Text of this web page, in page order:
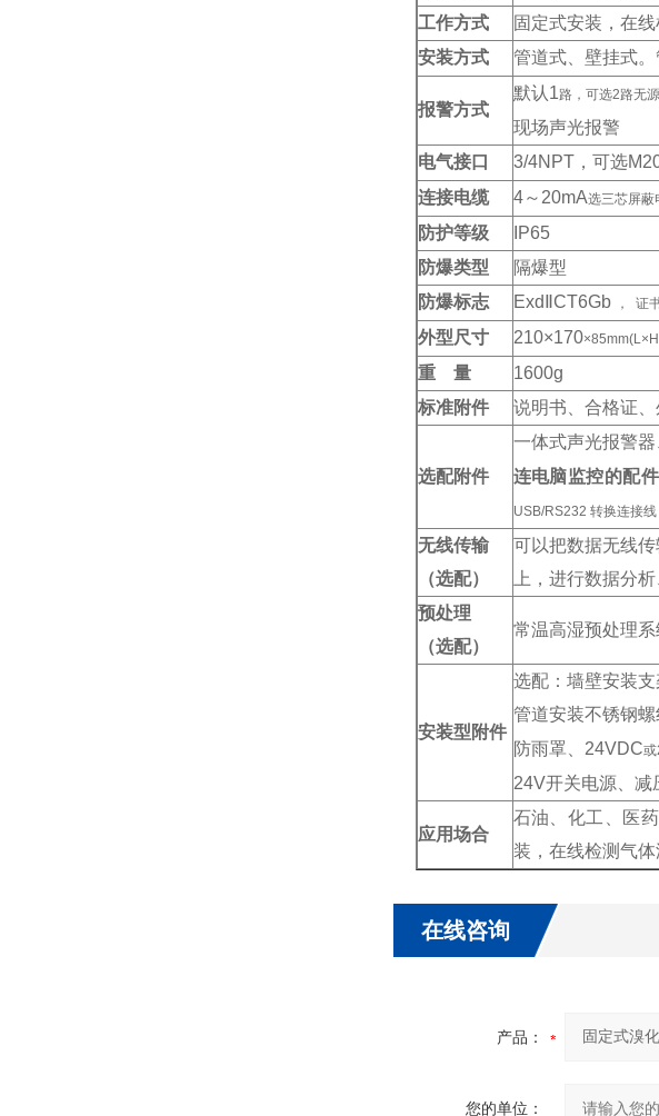
工作方式
固定式安装，在
安装方式
管道式、壁挂式
报警方式
默认1路，可选2路无
现场声光报警
电气接口
3/4NPT，可选
连接电缆 4～20mA选三芯屏蔽
防护等级
IP65
防爆类型
隔爆型
防爆标志
Exd ⅡCT6Gb ， 证
外型尺寸 210×170
重 量
1600g
标准附件
说明书、合格证
选配附件
一体式声光报警
连电脑监控的配件
USB/RS232 转换连接线
无线传输
（选配）
可以把数据无线
上，进行数据分
预处理
（选配）
常温高湿预处理
安装型附件
选配：墙壁安装
管道安装不锈钢
防雨罩、24VDC或
24V开关电源、减
应用场合
石油、化工、医
装，在线检测气体
在线咨询
产品：
您的单位：